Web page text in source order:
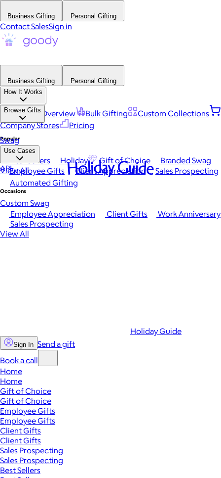
Business Gifting Personal Gifting
Contact SalesSign in
Business Gifting
Personal Gifting
How It Works
Platform Overview Bulk Gifting
Custom Collections
Company Stores
Pricing
Browse Gifts
Popular
Best Sellers Holiday Gift of Choice
Branded Swag
View All
Occasions
Employee Appreciation Client Gifts
Work Anniversary
Sales Prospecting
View All
Swag
Use Cases
Employee Gifts Client Appreciation
Sales Prospecting
Automated Gifting
Custom Swag
API Holiday Guide
Holiday Guide
Sign In Send a gift
Book a call
Home
Home
Gift of Choice
Gift of Choice
Employee Gifts
Employee Gifts
Client Gifts
Client Gifts
Sales Prospecting
Sales Prospecting
Best Sellers